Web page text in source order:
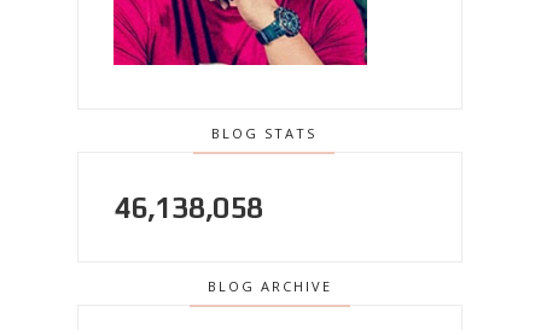
BLOG STATS
46,138,058
BLOG ARCHIVE